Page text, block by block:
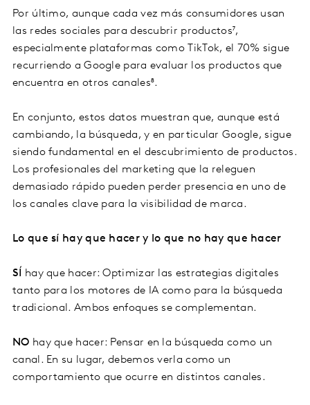
Por último, aunque cada vez más consumidores usan
las redes sociales para descubrir productos⁷,
especialmente plataformas como TikTok, el 70% sigue
recurriendo a Google para evaluar los productos que
encuentra en otros canales⁸.
En conjunto, estos datos muestran que, aunque está
cambiando, la búsqueda, y en particular Google, sigue
siendo fundamental en el descubrimiento de productos.
Los profesionales del marketing que la releguen
demasiado rápido pueden perder presencia en uno de
los canales clave para la visibilidad de marca.
Lo que sí hay que hacer y lo que no hay que hacer
SÍ
hay que hacer: Optimizar las estrategias digitales
tanto para los motores de IA como para la búsqueda
tradicional. Ambos enfoques se complementan.
NO hay que hacer: Pensar en la búsqueda como un
canal. En su lugar, debemos verla como un
comportamiento que ocurre en distintos canales.